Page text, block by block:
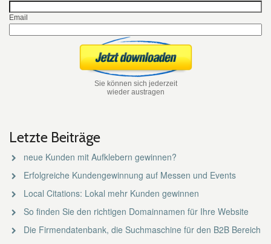
Email
Sie können sich jederzeit
wieder austragen
Letzte Beiträge
neue Kunden mit Aufklebern gewinnen?
Erfolgreiche Kundengewinnung auf Messen und Events
Local Citations: Lokal mehr Kunden gewinnen
So finden Sie den richtigen Domainnamen für Ihre Website
Die Firmendatenbank, die Suchmaschine für den B2B Bereich